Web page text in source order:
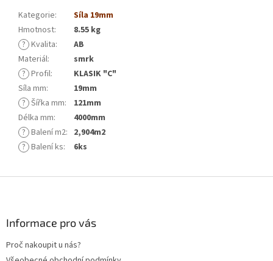
Kategorie:
Síla 19mm
Hmotnost:
8.55 kg
? Kvalita:
AB
Materiál:
smrk
? Profil:
KLASIK "C"
Síla mm:
19mm
? Šířka mm:
121mm
Délka mm:
4000mm
? Balení m2: 2,904m2
? Balení ks: 6ks
Informace pro vás
Proč nakoupit u nás?